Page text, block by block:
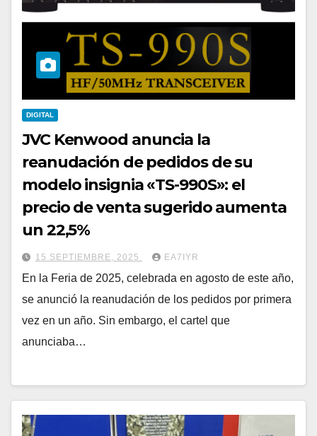
DIGITAL
JVC Kenwood anuncia la
reanudación de pedidos de su
modelo insignia «TS-990S»: el
precio de venta sugerido aumenta
un 22,5%
15 SEPTIEMBRE, 2025 EA7IYR
En la Feria de 2025, celebrada en agosto de este año,
se anunció la reanudación de los pedidos por primera
vez en un año. Sin embargo, el cartel que
anunciaba…